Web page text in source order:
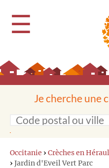
☰
Je cherche une
Occitanie › Crèches en
› Jardin d'Eveil Vert Parc